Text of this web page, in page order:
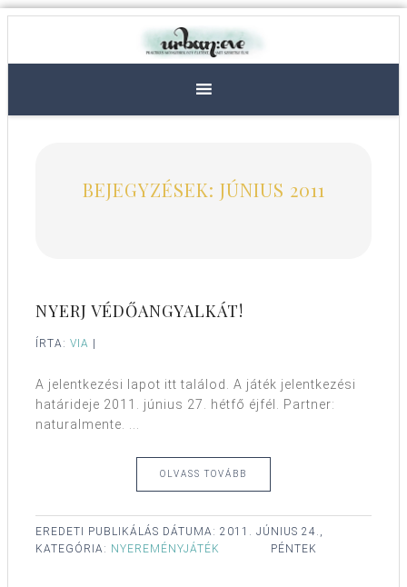
BEJEGYZÉSEK: JÚNIUS 2011
NYERJ VÉDŐANGYALKÁT!
ÍRTA: VIA
A jelentkezési lapot itt találod. A játék jelentkezési
határideje 2011. június 27. hétfő éjfél. Partner:
naturalmente. ...
OLVASS TOVÁBB
EREDETI PUBLIKÁLÁS DÁTUMA: 2011. JÚNIUS 24.,
PÉNTEK
KATEGÓRIA: NYEREMÉNYJÁTÉK